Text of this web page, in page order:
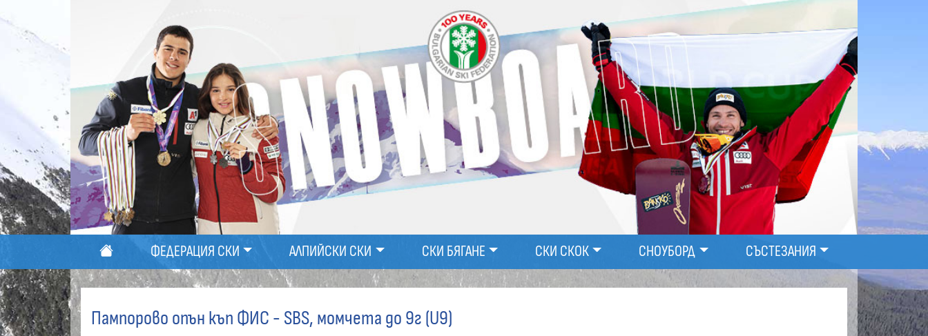
ФЕДЕРАЦИЯ СКИ АЛПИЙСКИ СКИ СКИ БЯГАНЕ СКИ СКОК СНОУБОРД СЪСТЕЗАНИЯ
Пампорово опън къп ФИС - SBS, момчета до 9г (U9)